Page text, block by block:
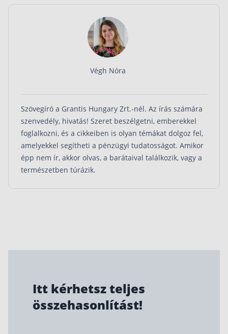
Kapcsolat
Végh Nóra
Szövegíró a Grantis Hungary Zrt.-nél. Az írás számára
szenvedély, hivatás! Szeret beszélgetni, emberekkel
foglalkozni, és a cikkeiben is olyan témákat dolgoz fel,
amelyekkel segítheti a pénzügyi tudatosságot. Amikor
épp nem ír, akkor olvas, a barátaival találkozik, vagy a
természetben túrázik.
Itt kérhetsz teljes
összehasonlítást!